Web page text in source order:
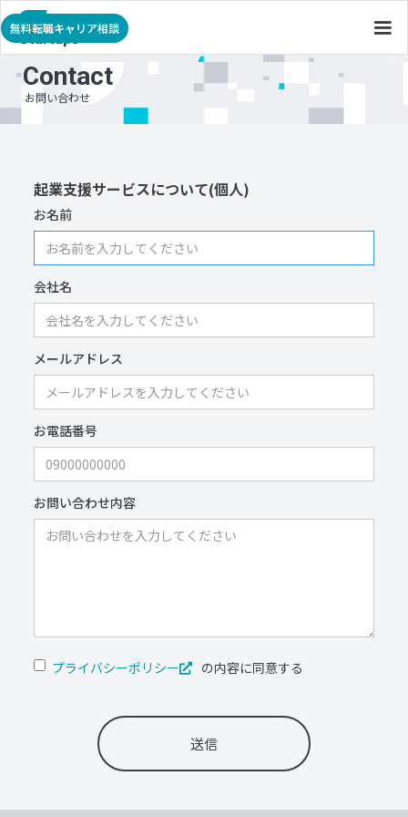
無料転職キャリア相談
Contact
お問い合わせ
起業支援サービスについて(個人)
お名前
会社名
メールアドレス
お電話番号
お問い合わせ内容
プライバシーポリシー の内容に同意する